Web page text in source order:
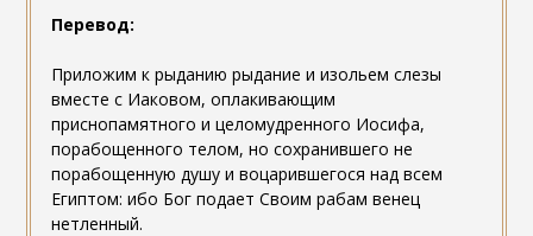
Перевод:
Приложим к рыданию рыдание и изольем слезы
вместе с Иаковом, оплакивающим
приснопамятного и целомудренного Иосифа,
порабощенного телом, но сохранившего не
порабощенную душу и воцарившегося над всем
Египтом: ибо Бог подает Своим рабам венец
нетленный.